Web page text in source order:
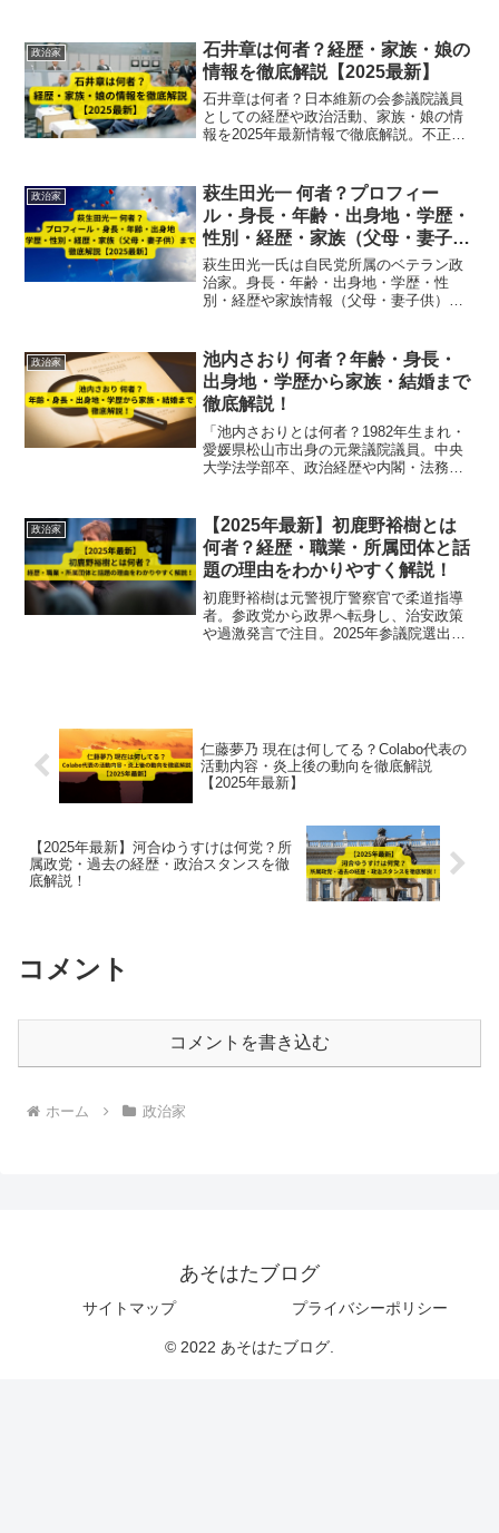
で紹介。
政治家
石井章は何者？経歴・家族・娘の
情報を徹底解説【2025最新】
石井章は何者？日本維新の会参議院議員
としての経歴や政治活動、家族・娘の情
報を2025年最新情報で徹底解説。不正疑
政治家
萩生田光一 何者？プロフィー
ル・身長・年齢・出身地・学歴・
性別・経歴・家族（父母・妻子
供）まで徹底解説【2025最新】
萩生田光一氏は自民党所属のベテラン政
治家。身長・年齢・出身地・学歴・性
別・経歴や家族情報（父母・妻子供）ま
政治家
池内さおり 何者？年齢・身長・
出身地・学歴から家族・結婚まで
徹底解説！
「池内さおりとは何者？1982年生まれ・
愛媛県松山市出身の元衆議院議員。中央
大学法学部卒、政治経歴や内閣・法務委
政治家
【2025年最新】初鹿野裕樹とは
何者？経歴・職業・所属団体と話
題の理由をわかりやすく解説！
初鹿野裕樹は元警視庁警察官で柔道指導
者。参政党から政界へ転身し、治安政策
や過激発言で注目。2025年参議院選出馬
仁藤夢乃 現在は何してる？Colabo代表の
活動内容・炎上後の動向を徹底解説
【2025年最新】
【2025年最新】河合ゆうすけは何党？所
属政党・過去の経歴・政治スタンスを徹
底解説！
コメント
コメントを書き込む
ホーム 政治家
あそはたブログ
サイトマップ プライバシーポリシー
© 2022 あそはたブログ.